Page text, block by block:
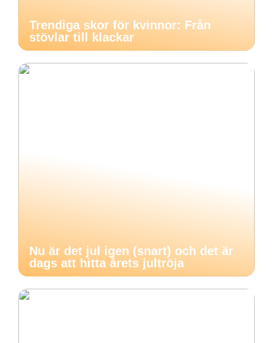
Trendiga skor för kvinnor: Från
stövlar till klackar
Nu är det jul igen (snart) och det är
dags att hitta årets jultröja